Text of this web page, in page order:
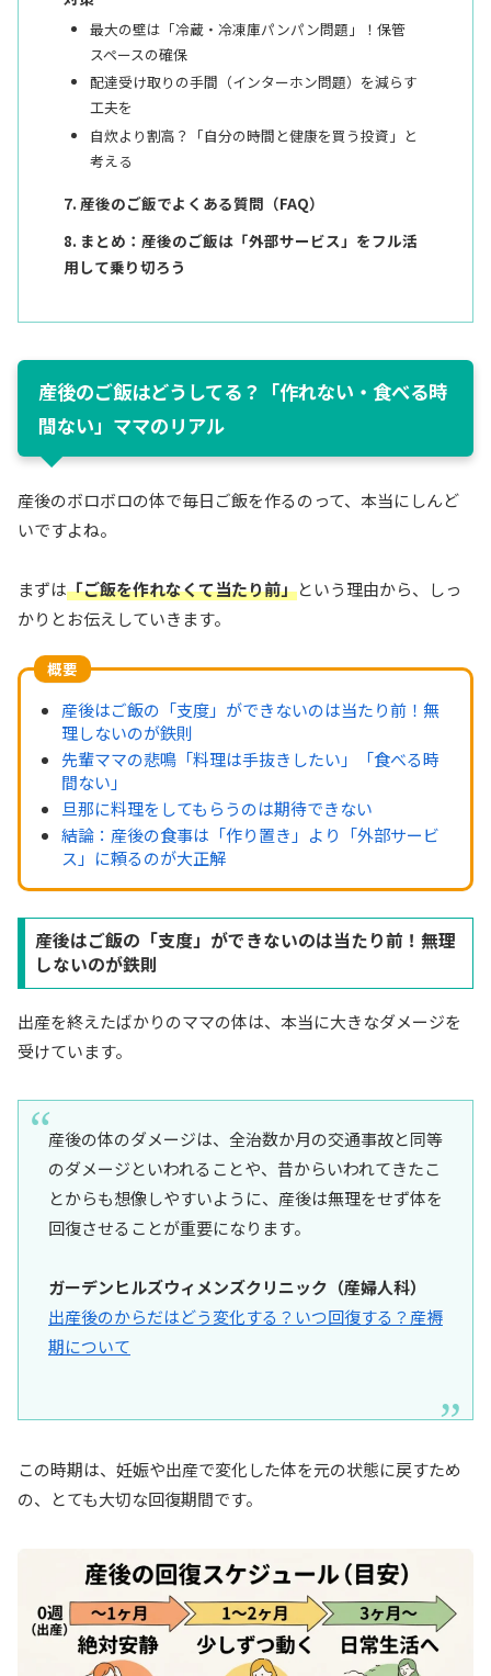
最大の壁は「冷蔵・冷凍庫パンパン問題」！保管
スペースの確保
配達受け取りの手間（インターホン問題）を減らす
工夫を
自炊より割高？「自分の時間と健康を買う投資」と
考える
産後のご飯でよくある質問（FAQ）
まとめ：産後のご飯は「外部サービス」をフル活
用して乗り切ろう
産後のご飯はどうしてる？「作れない・食べる時
間ない」ママのリアル
産後のボロボロの体で毎日ご飯を作るのって、本当にしんど
いですよね。
まずは「ご飯を作れなくて当たり前」という理由から、しっ
かりとお伝えしていきます。
概要
産後はご飯の「支度」ができないのは当たり前！無
理しないのが鉄則
先輩ママの悲鳴「料理は手抜きしたい」「食べる時
間ない」
旦那に料理をしてもらうのは期待できない
結論：産後の食事は「作り置き」より「外部サービ
ス」に頼るのが大正解
産後はご飯の「支度」ができないのは当たり前！無理
しないのが鉄則
出産を終えたばかりのママの体は、本当に大きなダメージを
受けています。
産後の体のダメージは、全治数か月の交通事故と同等
のダメージといわれることや、昔からいわれてきたこ
とからも想像しやすいように、産後は無理をせず体を
回復させることが重要になります。
ガーデンヒルズウィメンズクリニック（産婦人科）
出産後のからだはどう変化する？いつ回復する？産褥
期について
この時期は、妊娠や出産で変化した体を元の状態に戻すため
の、とても大切な回復期間です。